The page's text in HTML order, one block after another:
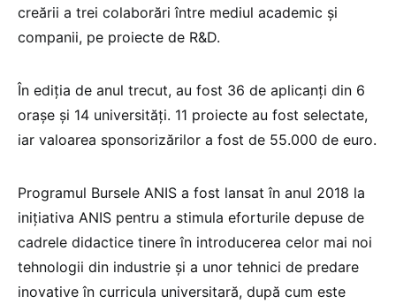
creării a trei colaborări între mediul academic și
companii, pe proiecte de R&D.
În ediția de anul trecut, au fost 36 de aplicanți din 6
orașe și 14 universități. 11 proiecte au fost selectate,
iar valoarea sponsorizărilor a fost de 55.000 de euro.
Programul Bursele ANIS a fost lansat în anul 2018 la
inițiativa ANIS pentru a stimula eforturile depuse de
cadrele didactice tinere în introducerea celor mai noi
tehnologii din industrie și a unor tehnici de predare
inovative în curricula universitară, după cum este